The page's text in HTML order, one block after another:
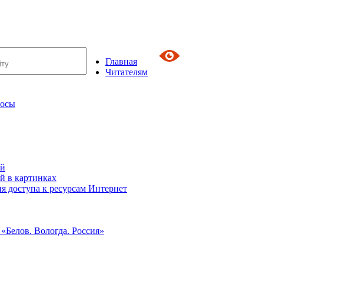
Главная
Читателям
в картинках
доступа к ресурсам Интернет
Вологда. Россия»